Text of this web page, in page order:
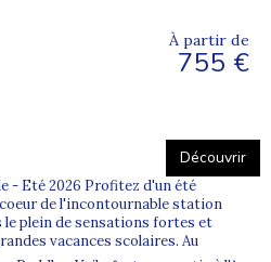
À partir de
755 €
Découvrir
- Eté 2026 Profitez d'un été
coeur de l'incontournable station
le plein de sensations fortes et
vacances scolaires. Au